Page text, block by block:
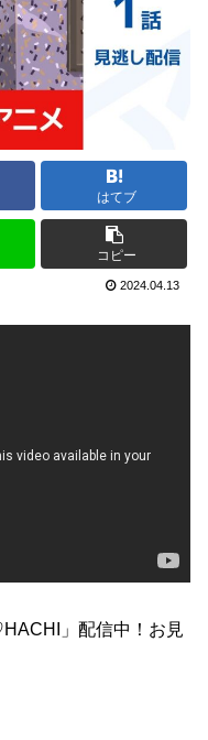
はてブ
コピー
2024.04.13
」配信中！お見